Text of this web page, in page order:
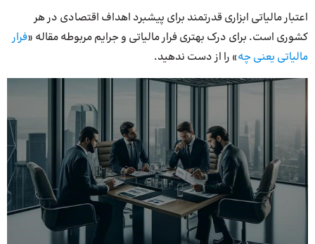
اعتبار مالیاتی ابزاری قدرتمند برای پیشبرد اهداف اقتصادی در هر
کشوری است. برای درک بهتری فرار مالیاتی و جرایم مربوطه مقاله «فرار
مالیاتی یعنی چه» را از دست ندهید.